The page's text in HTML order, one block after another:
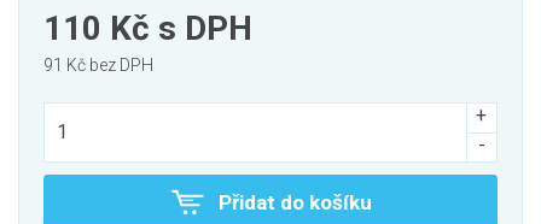
110 Kč s DPH
91 Kč bez DPH
Přidat do košíku